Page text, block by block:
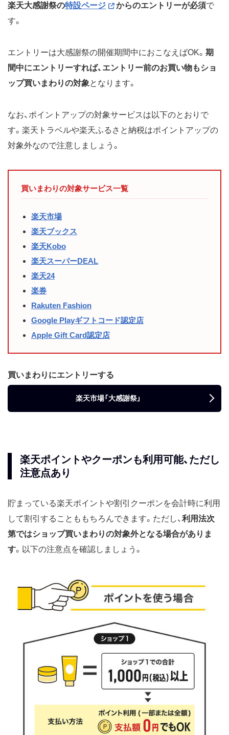
楽天大感謝祭の特設ページ からのエントリーが必須で
す。
エントリーは大感謝祭の開催期間中におこなえばOK。 期
間中にエントリーすれば、エントリー前のお買い物もショ
ップ買いまわりの対象となります。
なお、ポイントアップの対象サービスは以下のとおりで
す。楽天トラベルや楽天ふるさと納税はポイントアップの
対象外なので注意しましょう。
買いまわりの対象サービス一覧
楽天市場
楽天ブックス
楽天Kobo
楽天スーパーDEAL
楽天24
楽券
Rakuten Fashion
Google Playギフトコード認定店
Apple Gift Card認定店
買いまわりにエントリーする
楽天市場「大感謝祭」
楽天ポイントやクーポンも利用可能、ただし
注意点あり
貯まっている楽天ポイントや割引クーポンを会計時に利用
して割引することももちろんできます。ただし、 利用法次
第ではショップ買いまわりの対象外となる場合がありま
す。以下の注意点を確認しましょう。